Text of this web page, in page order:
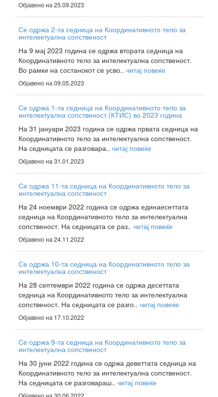
Објавено на 25.09.2023
Се одржа 2-та седница на Координативното тело за
интелектуална сопственост
На 9 мај 2023 година се одржа втората седница на
Координативното тело за интелектуална сопственост.
Во рамки на состанокот се усво.. читај повеќе
Објавено на 09.05.2023
Се одржа 1-та седница на Координативното тело за
интелектуална сопственост (КТИС) во 2023 година
На 31 јануари 2023 година се одржа првата седница на
Координативното тело за интелектуална сопственост.
На седницата се разговара.. читај повеќе
Објавено на 31.01.2023
Се одржа 11-та седница на Координативното тело за
интелектуална сопственост
На 24 ноември 2022 година се одржа единаесеттата
седница на Координативното тело за интелектуална
сопственост. На седницата се раз.. читај повеќе
Објавено на 24.11.2022
Се одржа 10-та седница на Координативното тело за
интелектуална сопственост
На 28 септември 2022 година се одржа десеттата
седница на Координативното тело за интелектуална
сопственост. На седницата се разго.. читај повеќе
Објавено на 17.10.2022
Се одржа 9-та седница на Координативното тело за
интелектуална сопственост
На 30 јуни 2022 година се одржа деветтата седница на
Координативното тело за интелектуална сопственост.
На седницата се разговараш.. читај повеќе
Објавено на 30.06.2022